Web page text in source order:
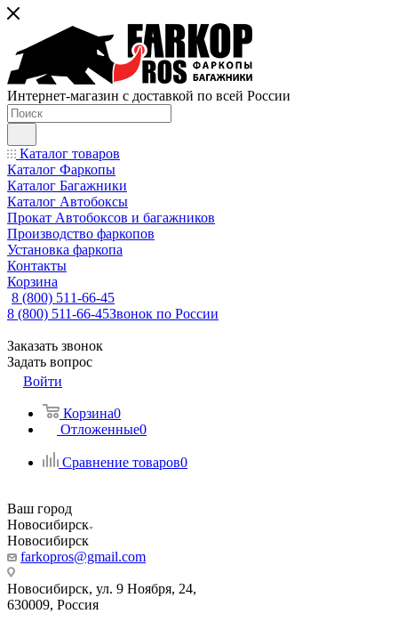
Интернет-магазин с доставкой по всей России
Каталог товаров
Каталог Фаркопы
Каталог Багажники
Каталог Автобоксы
Прокат Автобоксов и багажников
Производство фаркопов
Установка фаркопа
Контакты
Корзина
8 (800) 511-66-45
8 (800) 511-66-45Звонок по России
Заказать звонок
Задать вопрос
Войти
Корзина0
Отложенные0
Сравнение товаров0
Ваш город
Новосибирск
Новосибирск
farkopros@gmail.com
Новосибирск, ул. 9 Ноября, 24,
630009, Россия